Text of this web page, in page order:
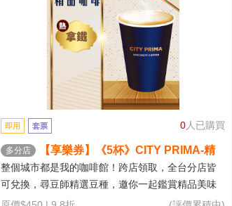
0人已購買
即用 套票
多分店
【享樂券】《5杯》CITY PRIMA-精
品拿鐵(中杯-熱)
整個城市都是我的咖啡館！跨店領取，全台分店皆
可兌換，尋豆師精選豆種，邀你一起鑑賞精品美味